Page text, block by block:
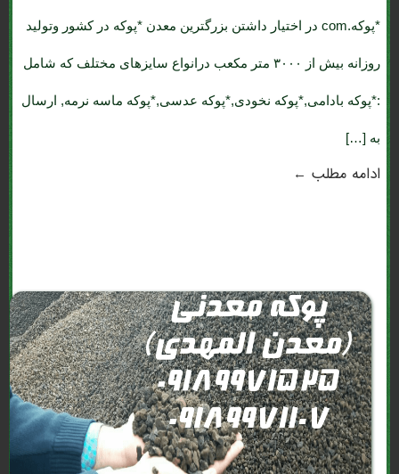
*پوکه.com در اختیار داشتن بزرگترین معدن *پوکه در کشور وتولید
روزانه بیش از ۳۰۰۰ متر مکعب درانواع سایزهای مختلف که شامل
:*پوکه بادامی,*پوکه نخودی,*پوکه عدسی,*پوکه ماسه نرمه, ارسال
به […]
ادامه مطلب ←